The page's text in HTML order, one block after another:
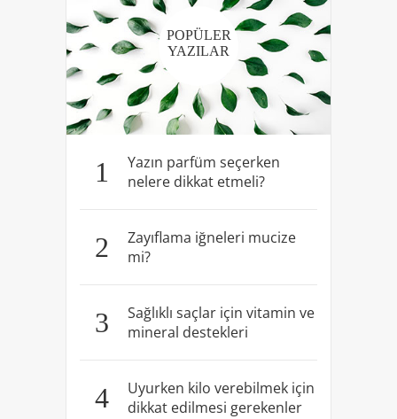
POPÜLER
YAZILAR
1
Yazın parfüm seçerken
nelere dikkat etmeli?
2
Zayıflama iğneleri mucize
mi?
3
Sağlıklı saçlar için vitamin ve
mineral destekleri
4
Uyurken kilo verebilmek için
dikkat edilmesi gerekenler